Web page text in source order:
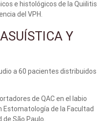
e histológicos de la Quiilitis
del VPH.
Y
a 60 pacientes distribuidos
de QAC en el labio
de la Facultad
de São Paulo.